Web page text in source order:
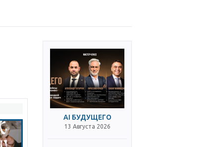
AI БУДУЩЕГО
13 Августа 2026